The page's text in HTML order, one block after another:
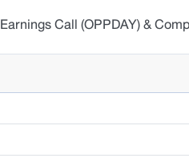
Earnings Call (OPPDAY) &